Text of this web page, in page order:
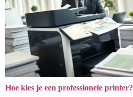
Hoe kies je een professionele printer?